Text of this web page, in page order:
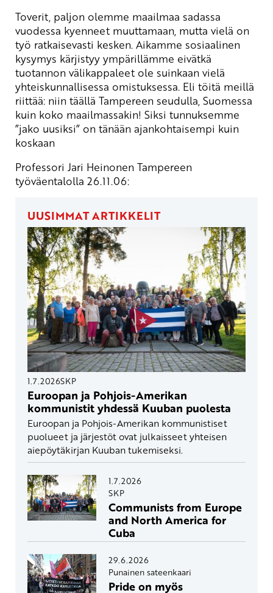
Toverit, paljon olemme maailmaa sadassa
vuodessa kyenneet muuttamaan, mutta vielä on
työ ratkaisevasti kesken. Aikamme sosiaalinen
kysymys kärjistyy ympärillämme eivätkä
tuotannon välikappaleet ole suinkaan vielä
yhteiskunnallisessa omistuksessa. Eli töitä meillä
riittää: niin täällä Tampereen seudulla, Suomessa
kuin koko maailmassakin! Siksi tunnuksemme
”jako uusiksi” on tänään ajankohtaisempi kuin
koskaan
Professori Jari Heinonen Tampereen
työväentalolla 26.11.06:
UUSIMMAT ARTIKKELIT
1.7.2026SKP
Euroopan ja Pohjois-Amerikan
kommunistit yhdessä Kuuban puolesta
Euroopan ja Pohjois-Amerikan kommunistiset
puolueet ja järjestöt ovat julkaisseet yhteisen
aiepöytäkirjan Kuuban tukemiseksi.
1.7.2026
SKP
Communists from Europe
and North America for
Cuba
29.6.2026
Punainen sateenkaari
Pride on myös